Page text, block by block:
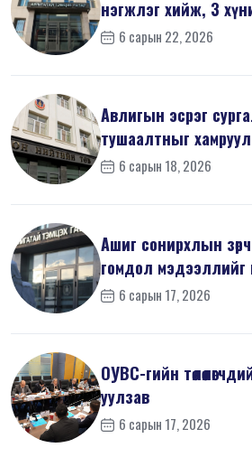
6 сарын 22, 2026
Авлигын эсрэг
тушаалтныг
6 сарын 18, 2026
Ашиг сонирхлын
гомдол мэдээллийг
6 сарын 17, 2026
ОУВС-гийн
уулзав
6 сарын 17, 2026